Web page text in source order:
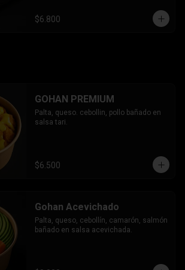
$6.800
GOHAN PREMIUM
Palta, queso. cebollin, pollo bañado en
salsa tari.
$6.500
Gohan Acevichado
Palta, queso, cebollín, camarón, salmón
bañado en salsa acevichada.